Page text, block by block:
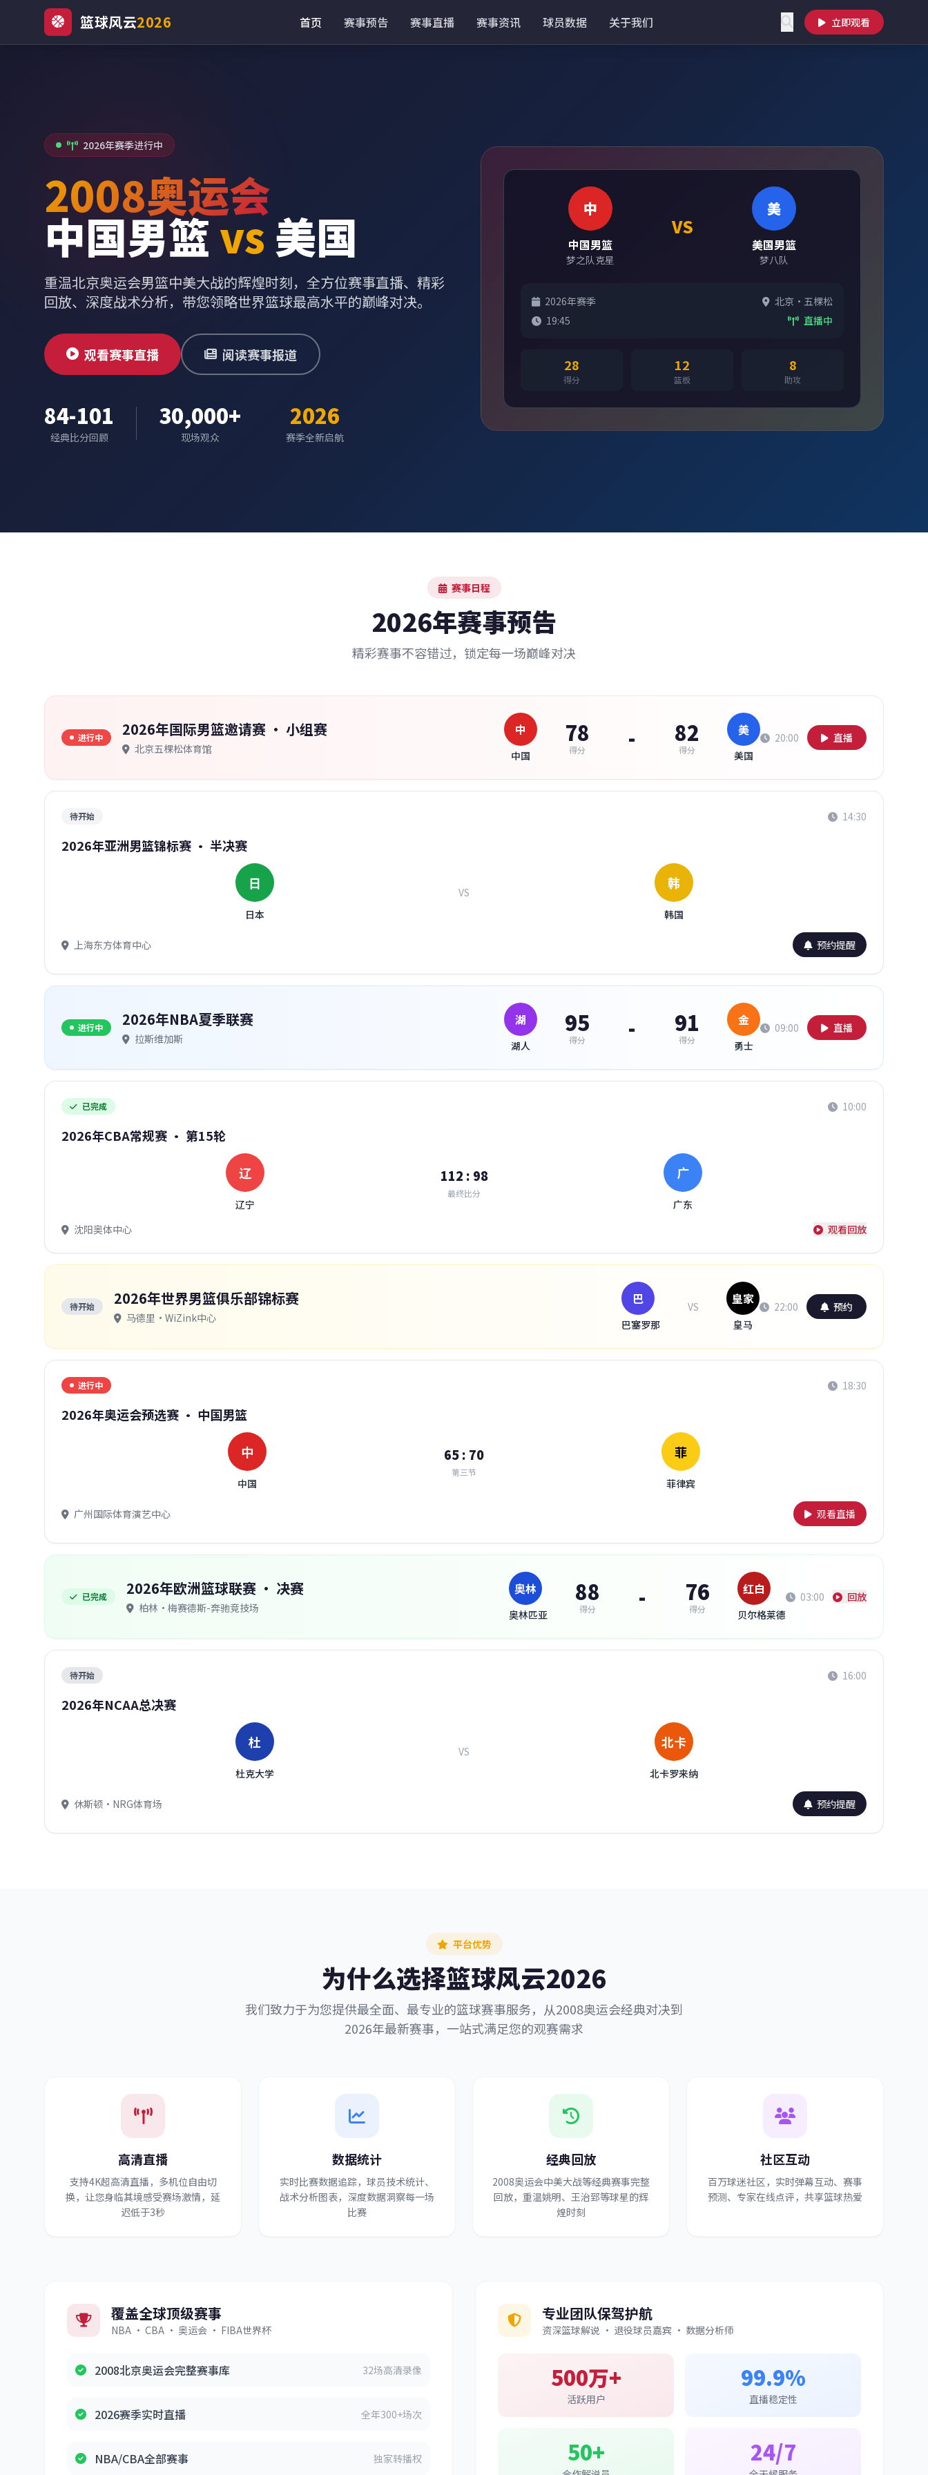
篮球风云2026 首页 赛事预告 赛事直播 赛事资讯 球员数据 关于我们 立即观看
2026年赛季进行中
2008奥运会
中国男篮vs美国
重温北京奥运会男篮中美大战的辉煌时刻，全方位赛事直播、精彩
回放、深度战术分析，带您领略世界篮球最高水平的巅峰对决。
观看赛事直播 阅读赛事报道
84-101
经典比分回顾
30,000+
现场观众
2026
赛季全新启航
中
中国男篮
梦之队克星
VS
美
美国男篮
梦八队
2026年赛季
北京·五棵松
19:45
直播中
28
得分
12
篮板
8
助攻
赛事日程
2026年赛事预告
精彩赛事不容错过，锁定每一场巅峰对决
进行中 2026年国际男篮邀请赛 · 小组赛
北京五棵松体育馆
中
中国
78
得分 - 82
得分
美
美国
20:00 直播
待开始 14:30
2026年亚洲男篮锦标赛 · 半决赛
日
日本
VS
韩
韩国
上海东方体育中心 预约提醒
进行中 2026年NBA夏季联赛
拉斯维加斯
湖
湖人
95
得分 - 91
得分
金
勇士
09:00 直播
已完成 10:00
2026年CBA常规赛 · 第15轮
辽
辽宁
112 : 98
最终比分
广
广东
沈阳奥体中心
观看回放
待开始 2026年世界男篮俱乐部锦标赛
马德里·WiZink中心
巴
巴塞罗那
VS 皇家
皇马
22:00 预约
进行中 18:30
2026年奥运会预选赛 · 中国男篮
中
中国
65 : 70
第三节
菲
菲律宾
广州国际体育演艺中心 观看直播
已完成 2026年欧洲篮球联赛 · 决赛
柏林·梅赛德斯-奔驰竞技场
奥林
奥林匹亚
88
得分 - 76
得分
红白
贝尔格莱德
03:00 回放
待开始 16:00
2026年NCAA总决赛
杜
杜克大学
VS
北卡
北卡罗来纳
休斯顿·NRG体育场 预约提醒
平台优势
为什么选择篮球风云2026
我们致力于为您提供最全面、最专业的篮球赛事服务，从2008奥运会经典对决到
2026年最新赛事，一站式满足您的观赛需求
高清直播
支持4K超高清直播，多机位自由切
换，让您身临其境感受赛场激情，延
迟低于3秒
数据统计
实时比赛数据追踪，球员技术统计、
战术分析图表，深度数据洞察每一场
比赛
经典回放
2008奥运会中美大战等经典赛事完整
回放，重温姚明、王治郅等球星的辉
煌时刻
社区互动
百万球迷社区，实时弹幕互动、赛事
预测、专家在线点评，共享篮球热爱
覆盖全球顶级赛事
NBA · CBA · 奥运会 · FIBA世界杯
2008北京奥运会完整赛事库 32场高清录像
2026赛季实时直播 全年300+场次
NBA/CBA全部赛事 独家转播权
专业团队保驾护航
资深篮球解说 · 退役球员嘉宾 · 数据分析师
500万+
活跃用户
99.9%
直播稳定性
50+ 24/7